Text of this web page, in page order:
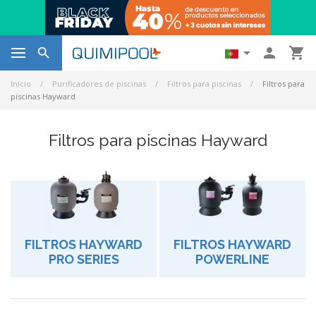
   
Início Purificadores de piscinas Filtros para piscinas
Filtros para
piscinas Hayward
Filtros para piscinas Hayward
FILTROS HAYWARD
PRO SERIES
FILTROS HAYWARD
POWERLINE